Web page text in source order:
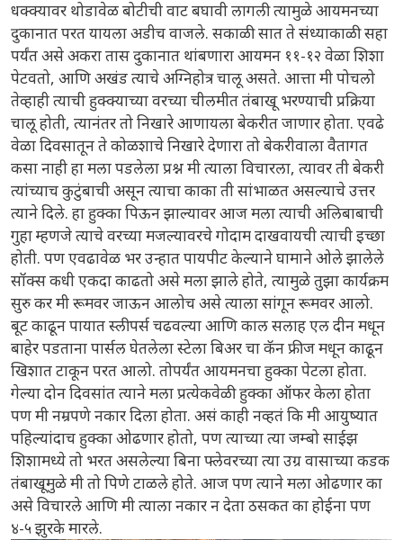
धक्क्यावर थोडावेळ बोटीची वाट बघावी लागली त्यामुळे आयमनच्या
दुकानात परत यायला अडीच वाजले. सकाळी सात ते संध्याकाळी सहा
पर्यंत असे अकरा तास दुकानात थांबणारा आयमन ११-१२ वेळा शिशा
पेटवतो, आणि अखंड त्याचे अग्निहोत्र चालू असते. आत्ता मी पोचलो
तेव्हाही त्याची हुक्क्याच्या वरच्या चीलमीत तंबाखू भरण्याची प्रक्रिया
चालू होती, त्यानंतर तो निखारे आणायला बेकरीत जाणार होता. एवढे
वेळा दिवसातून ते कोळशाचे निखारे देणारा तो बेकरीवाला वैतागत
कसा नाही हा मला पडलेला प्रश्न मी त्याला विचारला, त्यावर ती बेकरी
त्यांच्याच कुटुंबाची असून त्याचा काका ती सांभाळत असल्याचे उत्तर
त्याने दिले. हा हुक्का पिऊन झाल्यावर आज मला त्याची अलिबाबाची
गुहा म्हणजे त्याचे वरच्या मजल्यावरचे गोदाम दाखवायची त्याची इच्छा
होती. पण एवढावेळ भर उन्हात पायपीट केल्याने घामाने ओले झालेले
सॉक्स कधी एकदा काढतो असे मला झाले होते, त्यामुळे तुझा कार्यक्रम
सुरु कर मी रूमवर जाऊन आलोच असे त्याला सांगून रूमवर आलो.
बूट काढून पायात स्लीपर्स चढवल्या आणि काल सलाह एल दीन मधून
बाहेर पडताना पार्सल घेतलेला स्टेला बिअर चा कॅन फ्रीज मधून काढून
खिशात टाकून परत आलो. तोपर्यंत आयमनचा हुक्का पेटला होता.
गेल्या दोन दिवसांत त्याने मला प्रत्येकवेळी हुक्का ऑफर केला होता
पण मी नम्रपणे नकार दिला होता. असं काही नव्हतं कि मी आयुष्यात
पहिल्यांदाच हुक्का ओढणार होतो, पण त्याच्या त्या जम्बो साईझ
शिशामध्ये तो भरत असलेल्या बिना फ्लेवरच्या त्या उग्र वासाच्या कडक
तंबाखूमुळे मी तो पिणे टाळले होते. आज पण त्याने मला ओढणार का
असे विचारले आणि मी त्याला नकार न देता ठसकत का होईना पण
४-५ झुरके मारले.